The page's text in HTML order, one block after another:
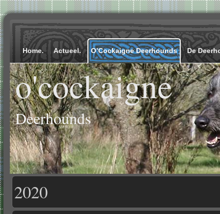
Home. Actueel. O’Cockaigne Deerhounds De
o'cockaigne
Deerhounds
2020